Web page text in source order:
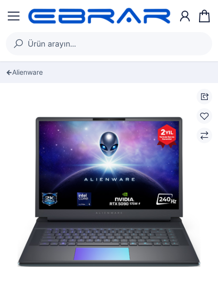
Alienware